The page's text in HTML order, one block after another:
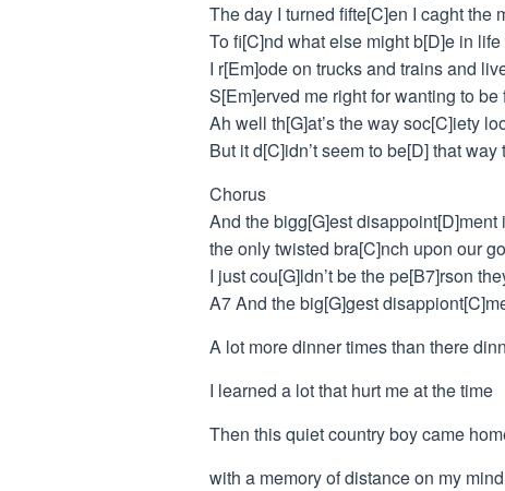
The day I turned fifte[C]en I caght the
To fi[C]nd what else might b[D]e in life
I r[Em]ode on trucks and trains and
S[Em]erved me right for wanting to be
Ah well th[G]at’s the way soc[C]iety
But it d[C]idn’t seem to be[D] that way
Chorus
And the bigg[G]est disappoint[D]ment
the only twisted bra[C]nch upon our
I just cou[G]ldn’t be the pe[B7]rson
A7 And the big[G]gest
A lot more dinner times than there
I learned a lot that hurt me at the time
Then this quiet country boy came
with a memory of distance on my mind